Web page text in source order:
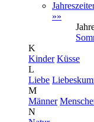
»»
K
Kinder Küsse
L
Liebe
M
Männer
N